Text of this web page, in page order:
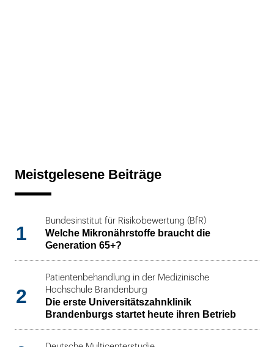
Meistgelesene Beiträge
1
Bundesinstitut für Risikobewertung (BfR)
Welche Mikronährstoffe braucht die
Generation 65+?
2
Patientenbehandlung in der Medizinische
Hochschule Brandenburg
Die erste Universitätszahnklinik
Brandenburgs startet heute ihren Betrieb